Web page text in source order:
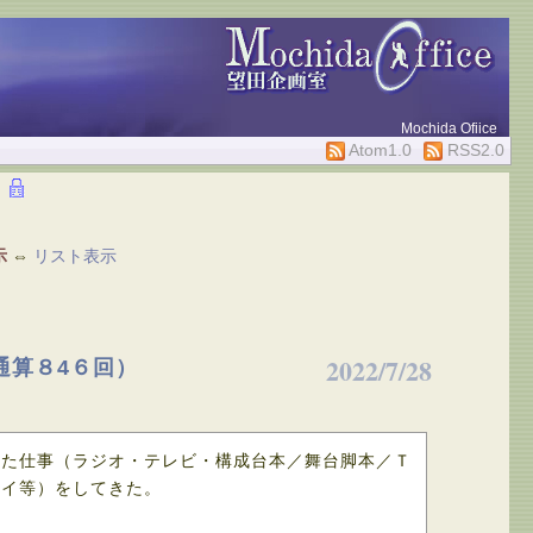
Mochida Ofiice
RSS2.0
Atom1.0
⇔
リスト表示
８4６回） 2022/7/28
仕事（ラジオ・テレビ・構成台本／舞台脚本／Ｔ
等）をしてきた。